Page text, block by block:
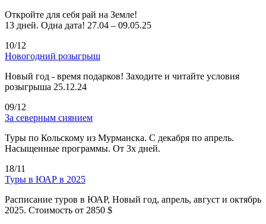
Откройте для себя рай на Земле!
13 дней. Одна дата! 27.04 – 09.05.25
10/12
Новогодний розыгрыш
Новый год - время подарков! Заходите и читайте условия
розыгрыша 25.12.24
09/12
За северным сиянием
Туры по Кольскому из Мурманска. С декабря по апрель.
Насыщенные программы. От 3х дней.
18/11
Туры в ЮАР в 2025
Расписание туров в ЮАР, Новый год, апрель, август и октябрь
2025. Стоимость от 2850 $